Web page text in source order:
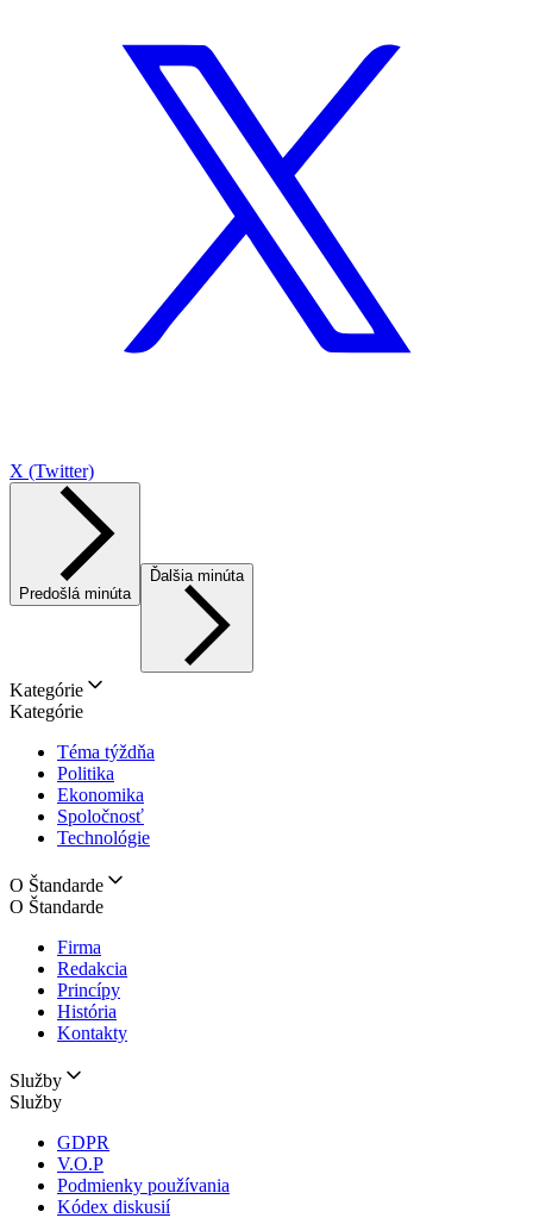
X (Twitter)
Predošlá minúta
Ďalšia minúta
Kategórie
Kategórie
Téma týždňa
Politika
Ekonomika
Spoločnosť
Technológie
O Štandarde
O Štandarde
Firma
Redakcia
Princípy
História
Kontakty
Služby
Služby
GDPR
V.O.P
Podmienky používania
Kódex diskusií